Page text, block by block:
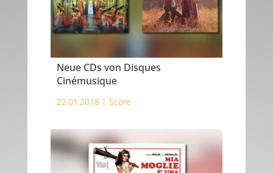
Neue CDs von Disques
Cinémusique
22.01.2018 | Score